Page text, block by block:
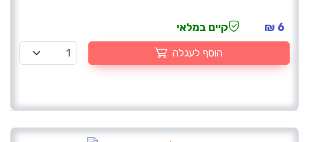
6 ₪ קיים במלאי
הוסף לעגלה